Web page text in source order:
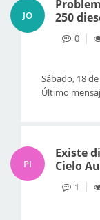
JO
250
0
Sábado, 18
Último
PI
Existe
Cielo
1